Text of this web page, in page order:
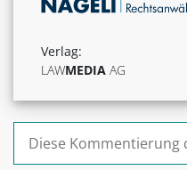
Verlag:
LAWMEDIA AG
Suchen nach: